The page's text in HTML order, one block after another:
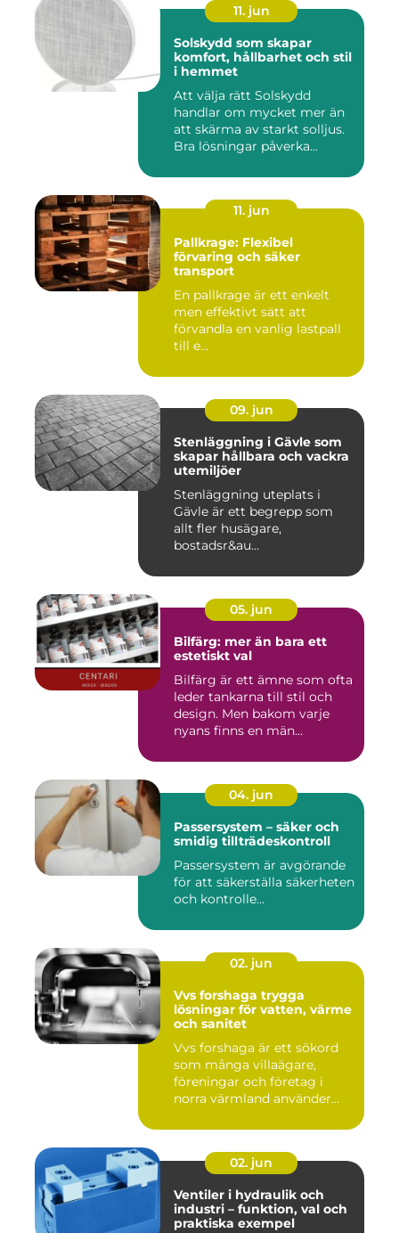
11. jun
Solskydd som skapar
komfort, hållbarhet och stil
i hemmet
Att välja rätt Solskydd
handlar om mycket mer än
att skärma av starkt solljus.
Bra lösningar påverka...
11. jun
Pallkrage: Flexibel
förvaring och säker
transport
En pallkrage är ett enkelt
men effektivt sätt att
förvandla en vanlig lastpall
till e...
09. jun
Stenläggning i Gävle som
skapar hållbara och vackra
utemiljöer
Stenläggning uteplats i
Gävle är ett begrepp som
allt fler husägare,
bostadsr&au...
05. jun
Bilfärg: mer än bara ett
estetiskt val
Bilfärg är ett ämne som ofta
leder tankarna till stil och
design. Men bakom varje
nyans finns en män...
04. jun
Passersystem – säker och
smidig tillträdeskontroll
Passersystem är avgörande
för att säkerställa säkerheten
och kontrolle...
02. jun
Vvs forshaga trygga
lösningar för vatten, värme
och sanitet
Vvs forshaga är ett sökord
som många villaägare,
föreningar och företag i
norra värmland använder
02. jun
Ventiler i hydraulik och
industri – funktion, val och
praktiska exempel